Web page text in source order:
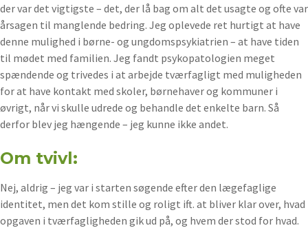
der var det vigtigste – det, der lå bag om alt det usagte og ofte var
årsagen til manglende bedring. Jeg oplevede ret hurtigt at have
denne mulighed i børne- og ungdomspsykiatrien – at have tiden
til mødet med familien. Jeg fandt psykopatologien meget
spændende og trivedes i at arbejde tværfagligt med muligheden
for at have kontakt med skoler, børnehaver og kommuner i
øvrigt, når vi skulle udrede og behandle det enkelte barn. Så
derfor blev jeg hængende – jeg kunne ikke andet.
Om tvivl:
Nej, aldrig – jeg var i starten søgende efter den lægefaglige
identitet, men det kom stille og roligt ift. at bliver klar over, hvad
opgaven i tværfagligheden gik ud på, og hvem der stod for hvad.